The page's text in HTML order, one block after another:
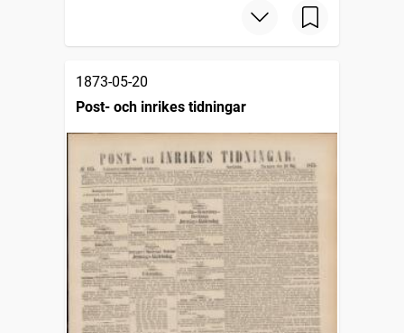
1873-05-20
Post- och inrikes tidningar